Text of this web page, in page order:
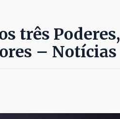
três Poderes,
– Notícias